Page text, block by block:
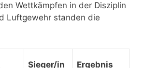
Wettkämpfen in der Disziplin
Luftgewehr standen die
Sieger/in Ergebnis